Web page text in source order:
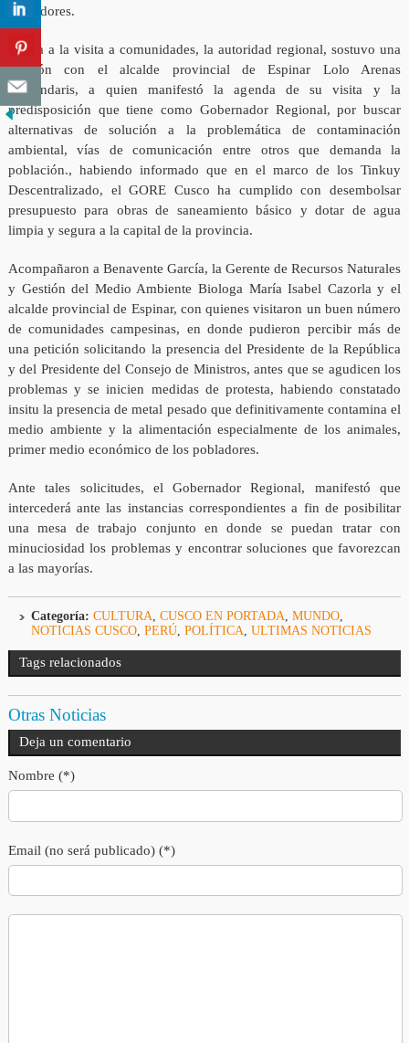
pobladores.
Previa a la visita a comunidades, la autoridad regional, sostuvo una
reunión con el alcalde provincial de Espinar Lolo Arenas
Armendaris, a quien manifestó la agenda de su visita y la
predisposición que tiene como Gobernador Regional, por buscar
alternativas de solución a la problemática de contaminación
ambiental, vías de comunicación entre otros que demanda la
población., habiendo informado que en el marco de los Tinkuy
Descentralizado, el GORE Cusco ha cumplido con desembolsar
presupuesto para obras de saneamiento básico y dotar de agua
limpia y segura a la capital de la provincia.
Acompañaron a Benavente García, la Gerente de Recursos Naturales
y Gestión del Medio Ambiente Biologa María Isabel Cazorla y el
alcalde provincial de Espinar, con quienes visitaron un buen número
de comunidades campesinas, en donde pudieron percibir más de
una petición solicitando la presencia del Presidente de la República
y del Presidente del Consejo de Ministros, antes que se agudicen los
problemas y se inicien medidas de protesta, habiendo constatado
insitu la presencia de metal pesado que definitivamente contamina el
medio ambiente y la alimentación especialmente de los animales,
primer medio económico de los pobladores.
Ante tales solicitudes, el Gobernador Regional, manifestó que
intercederá ante las instancias correspondientes a fin de posibilitar
una mesa de trabajo conjunto en donde se puedan tratar con
minuciosidad los problemas y encontrar soluciones que favorezcan
a las mayorías.
Categoría: CULTURA, CUSCO EN PORTADA, MUNDO,
NOTICIAS CUSCO, PERÚ, POLÍTICA, ULTIMAS NOTICIAS
Tags relacionados
Otras Noticias
Deja un comentario
Nombre (*)
Email (no será publicado) (*)